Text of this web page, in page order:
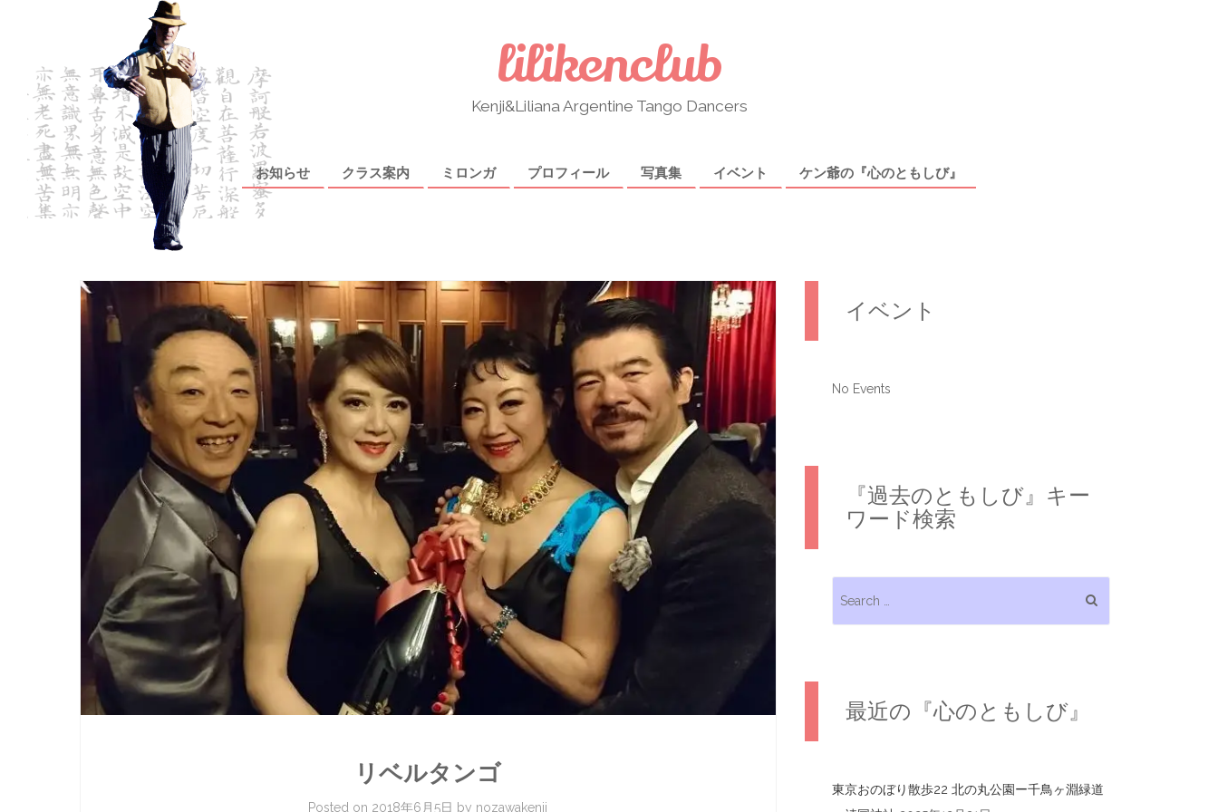
lilikenclub
Kenji&Liliana Argentine Tango Dancers
Skip to content お知らせ クラス案内 ミロンガ プロフィール 写真集 イベント ケン爺の『心のともしび』
リベルタンゴ
Posted on 2018年6月5日 by nozawakenji
イベント
No Events
『過去のともしび』キー
ワード検索
最近の『心のともしび』
東京おのぼり散歩22 北の丸公園ー千鳥ヶ淵緑道